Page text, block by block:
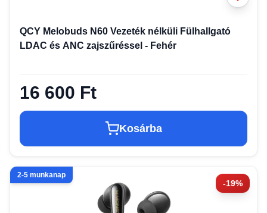
QCY Melobuds N60 Vezeték nélküli Fülhallgató
LDAC és ANC zajszűréssel - Fehér
16 600 Ft
Kosárba
-19%
2-5 munkanap